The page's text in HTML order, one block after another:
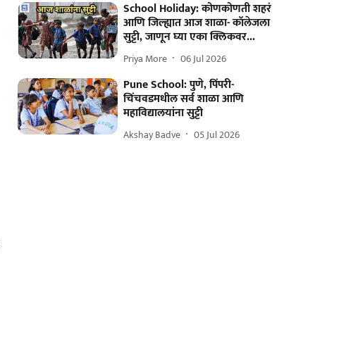
School Holiday: कोणकोणती शहरं
आणि जिल्ह्यात आज शाळा- कॉलेजला
सुट्टी, जाणून घ्या एका क्लिकवर...
Priya More 06 Jul 2026
Pune School: पुणे, पिंपरी-
चिंचवडमधील सर्व शाळा आणि
महाविद्यालयांना सुट्टी
Akshay Badve 05 Jul 2026